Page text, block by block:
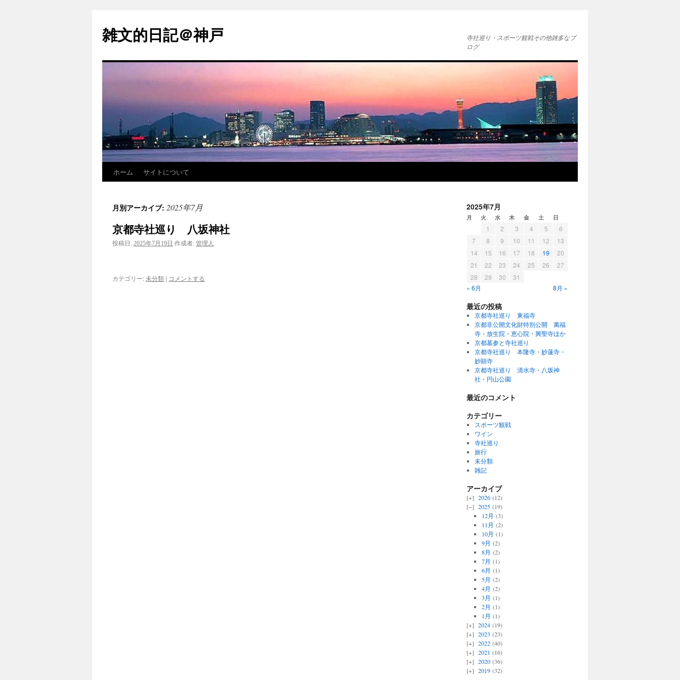
テ
ン
へ
雑文的日記＠神戸
寺社巡り・スポーツ観戦その他雑多なブ
ログ
ホーム サイトについて
月別アーカイブ: 2025年7月
京都寺社巡り 八坂神社
投稿日: 2025年7月19日 作成者: 管理人
カテゴリー:未分類 | コメントする
2025年7月
月 火 水 木 金 土 日
1 2 3 4 5
6
7
8 9 10 11 12
13
14
15 16 17 18 19
20
21
22 23 24 25 26
27
28
29 30
31
« 6月
8月 »
最近の投稿
京都寺社巡り 東福寺
京都非公開文化財特別公開 萬福
寺・放生院・恵心院・興聖寺ほか
京都墓参と寺社巡り
京都寺社巡り 本隆寺・妙蓮寺・
妙顕寺
京都寺社巡り 清水寺・八坂神
社・円山公園
最近のコメント
カテゴリー
スポーツ観戦
ワイン
寺社巡り
旅行
未分類
雑記
アーカイブ
2026 (12)
2025 (19)
12月 (3)
11月 (2)
10月 (1)
9月 (2)
8月 (2)
7月 (1)
6月 (1)
5月 (2)
4月 (2)
3月 (1)
2月 (1)
1月 (1)
2024 (19)
2023 (23)
2022 (40)
2021 (16)
2020 (36)
2019 (32)